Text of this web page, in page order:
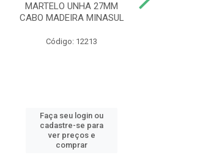
MARTELO UNHA 27MM
CABO MADEIRA MINASUL
Código: 12213
Faça seu login ou
cadastre-se para
ver preços e
comprar